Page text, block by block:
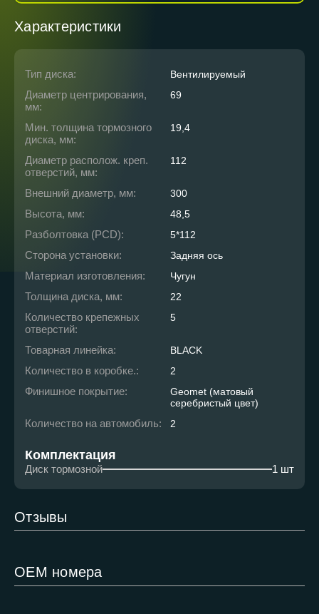
Характеристики
Тип диска: Вентилируемый
Диаметр центрирования,
мм:
69
Мин. толщина тормозного
диска, мм:
19,4
Диаметр располож. креп.
отверстий, мм:
112
Внешний диаметр, мм: 300
Высота, мм: 48,5
Разболтовка (PCD): 5*112
Сторона установки: Задняя ось
Материал изготовления: Чугун
Толщина диска, мм: 22
Количество крепежных
отверстий:
5
Товарная линейка: BLACK
Количество в коробке.: 2
Финишное покрытие:
Geomet (матовый
серебристый цвет)
Количество на автомобиль: 2
Комплектация
Диск тормозной 1 шт
Отзывы
ОЕМ номера